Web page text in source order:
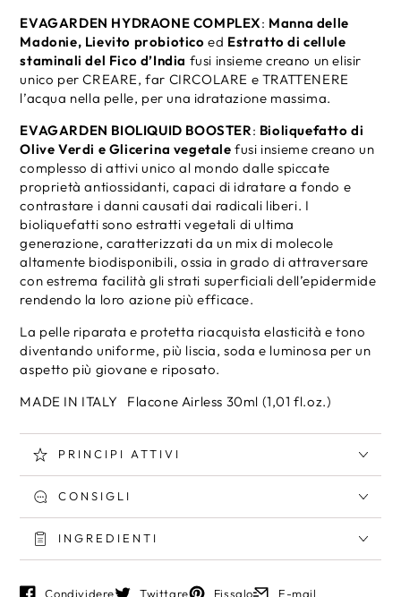
EVAGARDEN HYDRAONE COMPLEX: Manna delle
Madonie, Lievito probioticoed Estratto di cellule
staminali del Fico d’India fusi insieme creano un elisir
unico per CREARE, far CIRCOLARE e TRATTENERE
l’acqua nella pelle, per una idratazione massima.
EVAGARDEN BIOLIQUID BOOSTER: Bioliquefatto di
Olive Verdi e Glicerina vegetalefusi insieme creano un
complesso di attivi unico al mondo dalle spiccate
proprietà antiossidanti, capaci di idratare a fondo e
contrastare i danni causati dai radicali liberi. I
bioliquefatti sono estratti vegetali di ultima
generazione, caratterizzati da un mix di molecole
altamente biodisponibili, ossia in grado di attraversare
con estrema facilità gli strati superficiali dell’epidermide
rendendo la loro azione più efficace.
La pelle riparata e protetta riacquista elasticità e tono
diventando uniforme, più liscia, soda e luminosa per un
aspetto più giovane e riposato.
MADE IN ITALY Flacone Airless 30ml (1,01 fl.oz.)
PRINCIPI ATTIVI
CONSIGLI
INGREDIENTI
Condividere Twittare Fissalo E-mail